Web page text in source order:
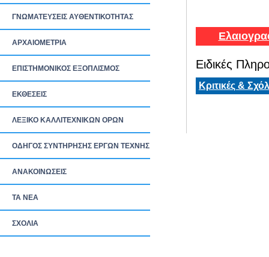
ΓΝΩΜΑΤΕΥΣΕΙΣ ΑΥΘΕΝΤΙΚΟΤΗΤΑΣ
ΑΡΧΑΙΟΜΕΤΡΙΑ
ΕΠΙΣΤΗΜΟΝΙΚΟΣ ΕΞΟΠΛΙΣΜΟΣ
ΕΚΘΕΣΕΙΣ
ΛΕΞΙΚΟ ΚΑΛΛΙΤΕΧΝΙΚΩΝ ΟΡΩΝ
ΟΔΗΓΟΣ ΣΥΝΤΗΡΗΣΗΣ ΕΡΓΩΝ ΤΕΧΝΗΣ
ΑΝΑΚΟΙΝΩΣΕΙΣ
ΤΑ ΝEΑ
ΣΧΟΛΙΑ
Ειδικές
Κριτικές &